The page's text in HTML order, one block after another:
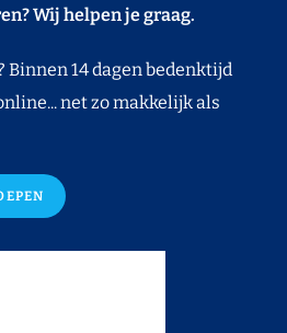
Wij helpen je graag.
Binnen 14 dagen bedenktijd
net zo makkelijk als